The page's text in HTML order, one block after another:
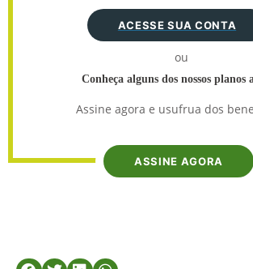
ACESSE SUA CONTA
ou
Conheça alguns dos nossos planos
Assine agora e usufrua dos
ASSINE AGORA